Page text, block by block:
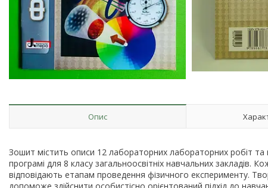
Опис
Зошит містить описи 12 лабораторних лабораторних робіт та
програмі для 8 класу загальноосвітніх навчальних закладів.
відповідають етапам проведення фізичного експерименту.